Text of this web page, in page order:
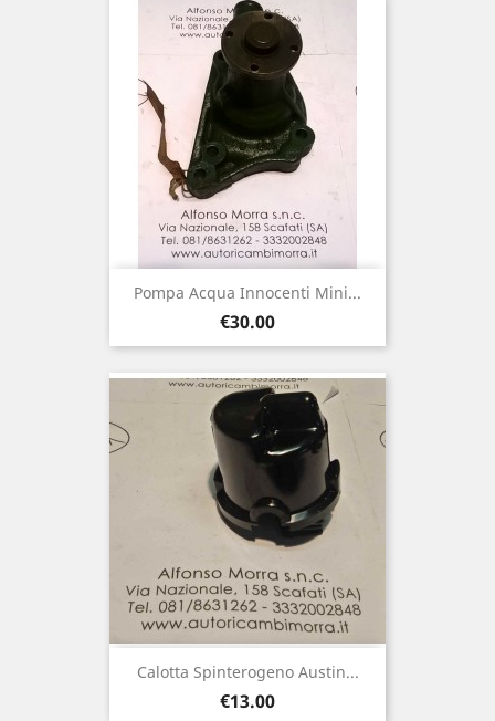
Pompa Acqua Innocenti Mini...
Price
€30.00
Calotta Spinterogeno Austin...
Price
€13.00